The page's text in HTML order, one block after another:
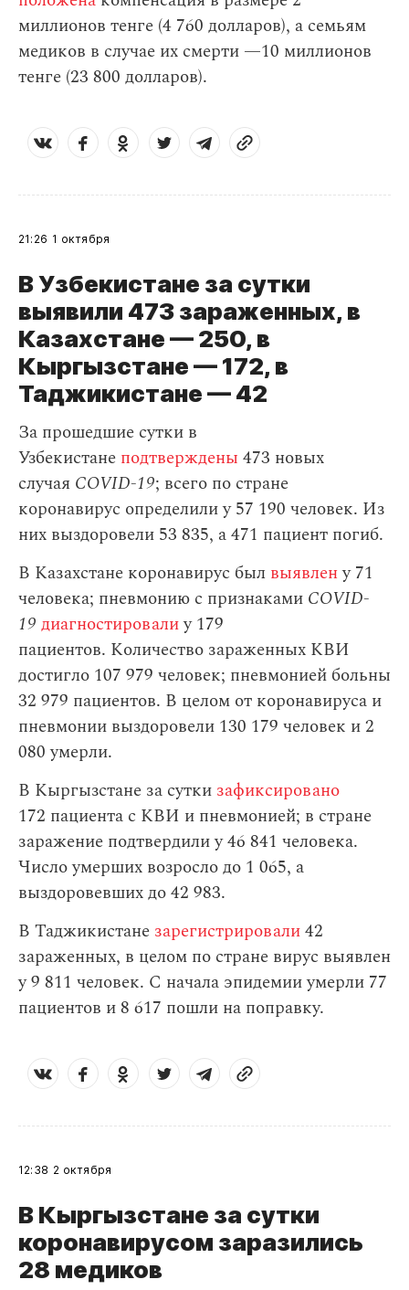
миллионов тенге (4 760 долларов), а семьям
медиков в случае их смерти —10 миллионов
тенге (23 800 долларов).
21:26 1 октября
В Узбекистане за сутки
выявили 473 зараженных, в
Казахстане — 250, в
Кыргызстане — 172, в
Таджикистане— 42
За прошедшие сутки в
Узбекистане подтверждены 473 новых
случая COVID-19; всего по стране
коронавирус определили у 57 190 человек. Из
них выздоровели 53 835, а 471 пациент погиб.
В Казахстане коронавирус был выявлену 71
человека; пневмонию с признаками COVID-
19 диагностировалиу 179
пациентов. Количество зараженных КВИ
достигло 107 979 человек; пневмонией больны
32 979 пациентов. В целом от коронавируса и
пневмонии выздоровели 130 179 человек и 2
080 умерли.
В Кыргызстане за сутки зафиксировано
172 пациента с КВИ и пневмонией; в стране
заражение подтвердили у 46 841 человека.
Число умерших возросло до 1 065, а
выздоровевших до 42 983.
В Таджикистане зарегистрировали42
зараженных, в целом по стране вирус выявлен
у 9 811 человек. С начала эпидемии умерли 77
пациентов и 8 617 пошли на поправку.
12:38 2 октября
В Кыргызстане за сутки
коронавирусом заразились
28 медиков